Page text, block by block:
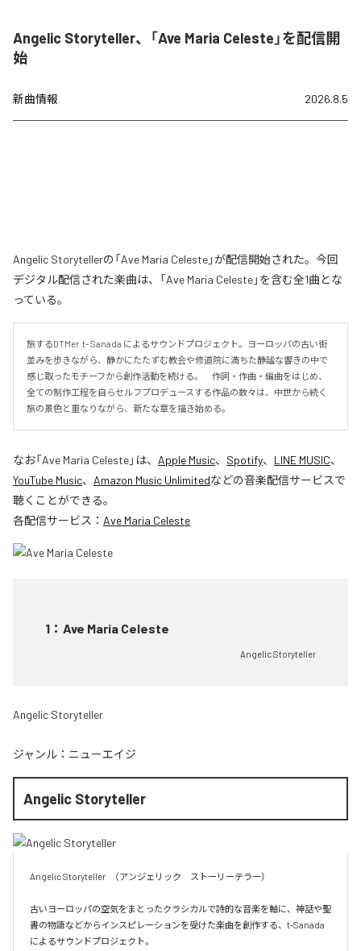
Angelic Storyteller、「Ave Maria Celeste」を配信開
始
新曲情報 2026.8.5
Angelic Storytellerの「Ave Maria Celeste」が配信開始された。今回
デジタル配信された楽曲は、「Ave Maria Celeste」を含む全1曲とな
っている。
旅するDTMer  t- Sanada によるサウンドプロジェクト。ヨーロッパの古い街
並みを歩きながら、静かにたたずむ教会や修道院に満ちた静謐な響きの中で
感じ取ったモチーフから創作活動を続ける。　作詞・作曲・編曲をはじめ、
全ての制作工程を自らセルフプロデュースする作品の数々は、中世から続く
旅の景色と重なりながら、新たな章を描き始める。
なお「Ave Maria Celeste」は、 Apple Music、 Spotify、 LINE MUSIC、
YouTube Music、 Amazon Music Unlimitedなどの音楽配信サービスで
聴くことができる。
各配信サービス： Ave Maria Celeste
1 ： Ave Maria Celeste
Angelic Storyteller
Angelic Storyteller
ジャンル： ニューエイジ
Angelic Storyteller
Angelic Storyteller　（アンジェリック　ストーリーテラー）
古いヨーロッパの空気をまとったクラシカルで詩的な音楽を軸に、神話や聖
書の物語などからインスピレーションを受けた楽曲を創作する、t-Sanada
によるサウンドプロジェクト。